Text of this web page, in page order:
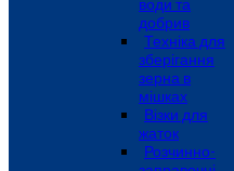
води та
добрив
Техніка для
зберігання
зерна в
мішках
Візки для
жаток
Розчинно-